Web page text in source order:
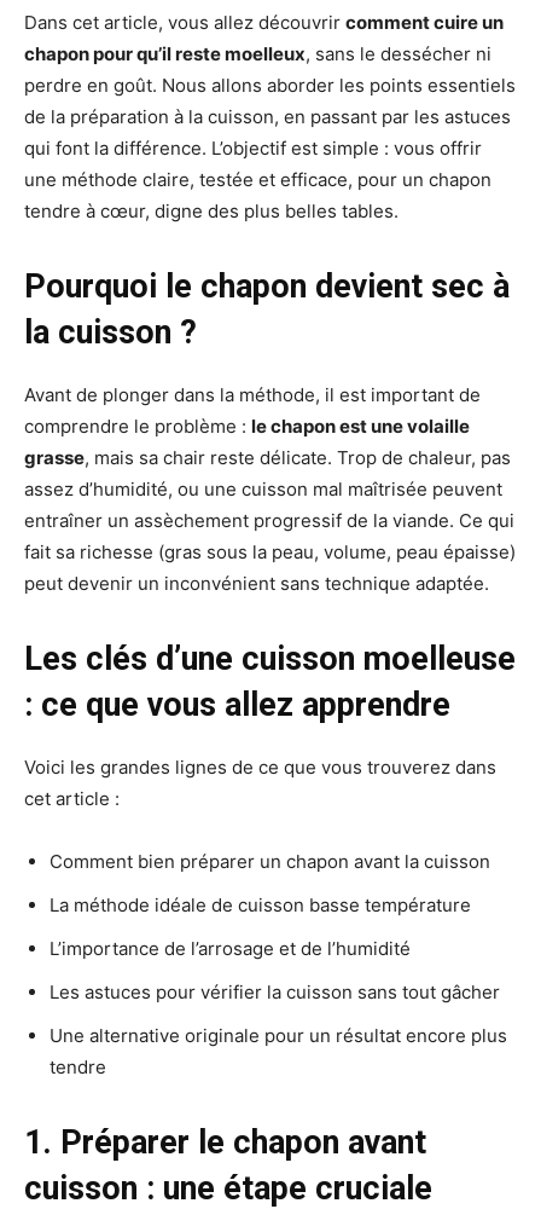
Dans cet article, vous allez découvrir comment cuire un
chapon pour qu’il reste moelleux, sans le dessécher ni
perdre en goût. Nous allons aborder les points essentiels
de la préparation à la cuisson, en passant par les astuces
qui font la différence. L’objectif est simple : vous offrir
une méthode claire, testée et efficace, pour un chapon
tendre à cœur, digne des plus belles tables.
Pourquoi le chapon devient sec à
la cuisson ?
Avant de plonger dans la méthode, il est important de
comprendre le problème : le chapon est une volaille
grasse, mais sa chair reste délicate. Trop de chaleur, pas
assez d’humidité, ou une cuisson mal maîtrisée peuvent
entraîner un assèchement progressif de la viande. Ce qui
fait sa richesse (gras sous la peau, volume, peau épaisse)
peut devenir un inconvénient sans technique adaptée.
Les clés d’une cuisson moelleuse
: ce que vous allez apprendre
Voici les grandes lignes de ce que vous trouverez dans
cet article :
Comment bien préparer un chapon avant la cuisson
La méthode idéale de cuisson basse température
L’importance de l’arrosage et de l’humidité
Les astuces pour vérifier la cuisson sans tout gâcher
Une alternative originale pour un résultat encore plus
tendre
1. Préparer le chapon avant
cuisson : une étape cruciale